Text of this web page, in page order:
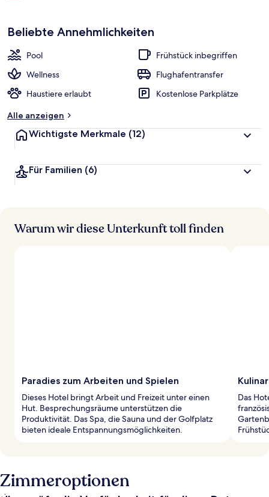
Beliebte Annehmlichkeiten
Pool
Frühstück inbegriffen
Wellness
Flughafentransfer
Haustiere erlaubt
Kostenlose Parkplätze
Alle anzeigen
Wichtigste Merkmale (12)
Für Familien (6)
Warum wir diese Unterkunft toll finden
Paradies zum Arbeiten und Spielen
Dieses Hotel bringt Arbeit und Freizeit unter einen
Hut. Besprechungsräume unterstützen die
Produktivität. Das Spa, die Sauna und der Golfplatz
bieten ideale Entspannungsmöglichkeiten.
Das
Zimmeroptionen